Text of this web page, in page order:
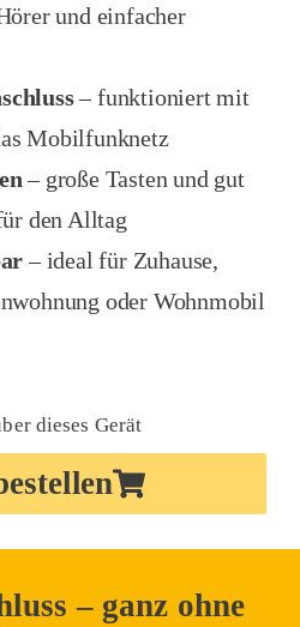
und einfacher
– funktioniert mit
Mobilfunknetz
– große Tasten und gut
den Alltag
– ideal für Zuhause,
oder Wohnmobil
dieses Gerät
– ganz ohne